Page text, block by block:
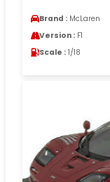
Brand : McLaren
Version : F1
Scale : 1/18